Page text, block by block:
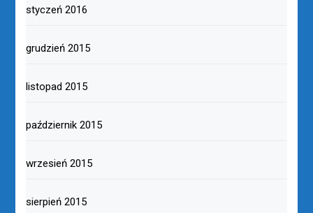
styczeń 2016
grudzień 2015
listopad 2015
październik 2015
wrzesień 2015
sierpień 2015